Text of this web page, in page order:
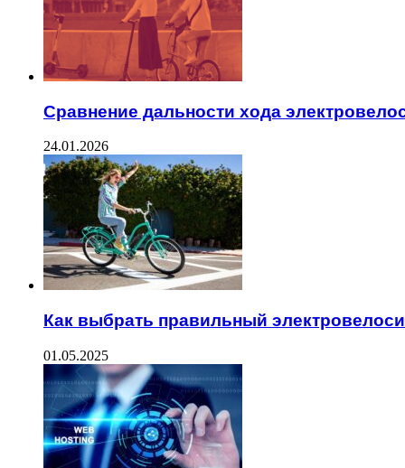
Сравнение дальности хода
24.01.2026
Как выбрать правильный
01.05.2025